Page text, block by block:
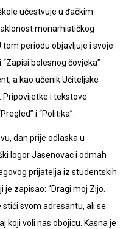
učestvuje u đačkim
monarhističkog
periodu objavljuje i svoje
bolesnog čovjeka”
a kao učenik Učiteljske
Pripovijetke i tekstove
i “Politika”.
dan prije odlaska u
logor Jasenovac i odmah
prijatelja iz studentskih
zapisao: “Dragi moj Zijo.
svom adresantu, ali se
koji voli nas obojicu. Kasna je